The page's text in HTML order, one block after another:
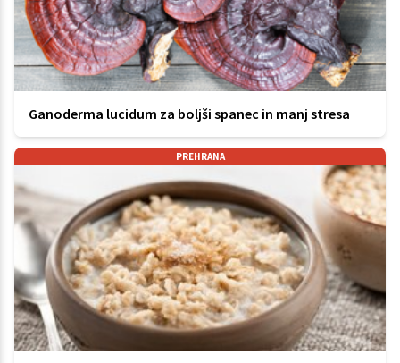
Ganoderma lucidum za boljši spanec in manj stresa
PREHRANA